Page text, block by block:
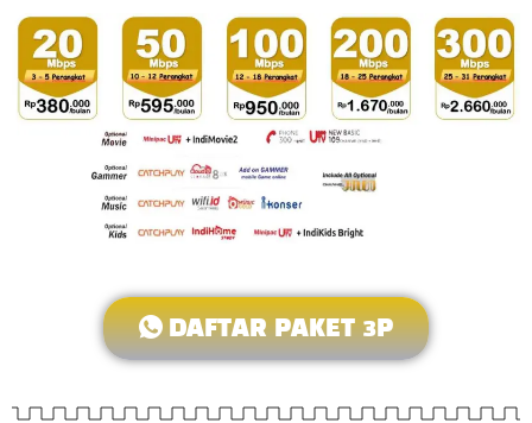
DAFTAR PAKET 3P